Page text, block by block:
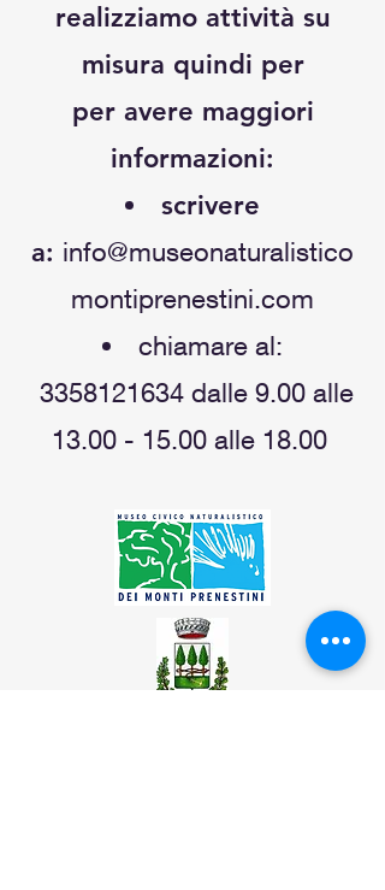
realizziamo attività su
misura quindi per
per avere maggiori
informazioni:
scrivere
a: info@museonaturalistico
montiprenestini.com
chiamare al:
3358121634 dalle 9.00 alle
13.00 - 15.00alle 18.00